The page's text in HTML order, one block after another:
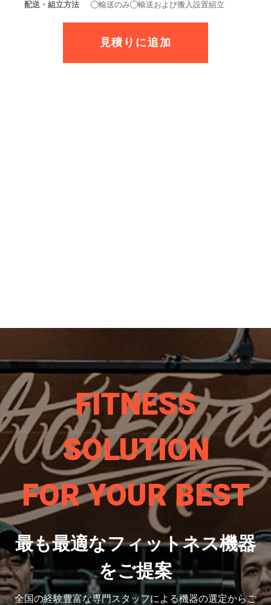
配送・組立方法 輸送のみ 輸送および搬入設置組立
FITNESS
SOLUTION
FOR YOUR BEST
最も最適なフィットネス機器
をご提案
全国の経験豊富な専門スタッフによる機器の選定からご